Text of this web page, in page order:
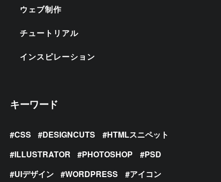
ウェブ制作
チュートリアル
インスピレーション
キーワード
CSS DESIGNCUTS
HTMLスニペット
ILLUSTRATOR
PHOTOSHOP
PSD
UIデザイン
WORDPRESS
アイコン